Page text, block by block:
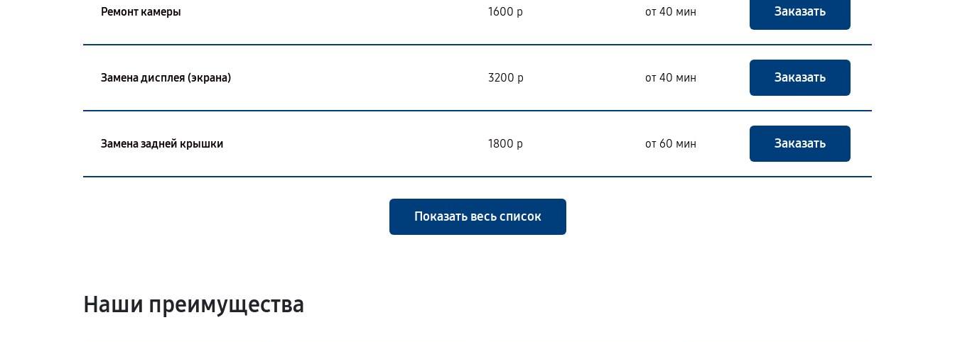
Ремонт камеры 1600 р от 40 мин Заказать
Замена дисплея (экрана) 3200 р от 40 мин Заказать
Замена задней крышки 1800 р от 60 мин Заказать
Показать весь список
Наши преимущества